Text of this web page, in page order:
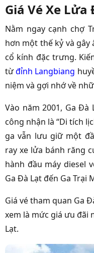
Giá Vé Xe
Nằm ngay cạnh chợ
hơn một thế kỷ và
cổ kính đặc trưng.
từđỉnh Langbiang
niệm và gợi nhớ về
Vào năm 2001, Ga Đà
công nhận là “Di tích
ga vẫn lưu giữ một
ray xe lửa bánh răng
hành đầu máy diesel
Ga Đà Lạt đến Ga Trại
Giá vé tham quan Ga
xem là mức giá ưu đãi
Lạt.